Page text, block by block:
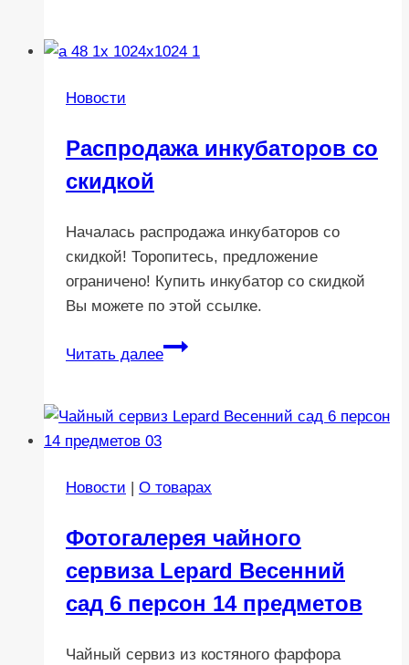
Новости
Распродажа инкубаторов со
скидкой
Началась распродажа инкубаторов со
скидкой! Торопитесь, предложение
ограничено! Купить инкубатор со скидкой
Вы можете по этой ссылке.
Читать далее
Распродажа
скидкой
Новости О товарах
Фотогалерея чайного
сервиза Lepard Весенний
сад 6 персон 14 предметов
Чайный сервиз из костяного фарфора